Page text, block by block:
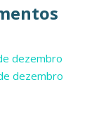
dezembro
dezembro